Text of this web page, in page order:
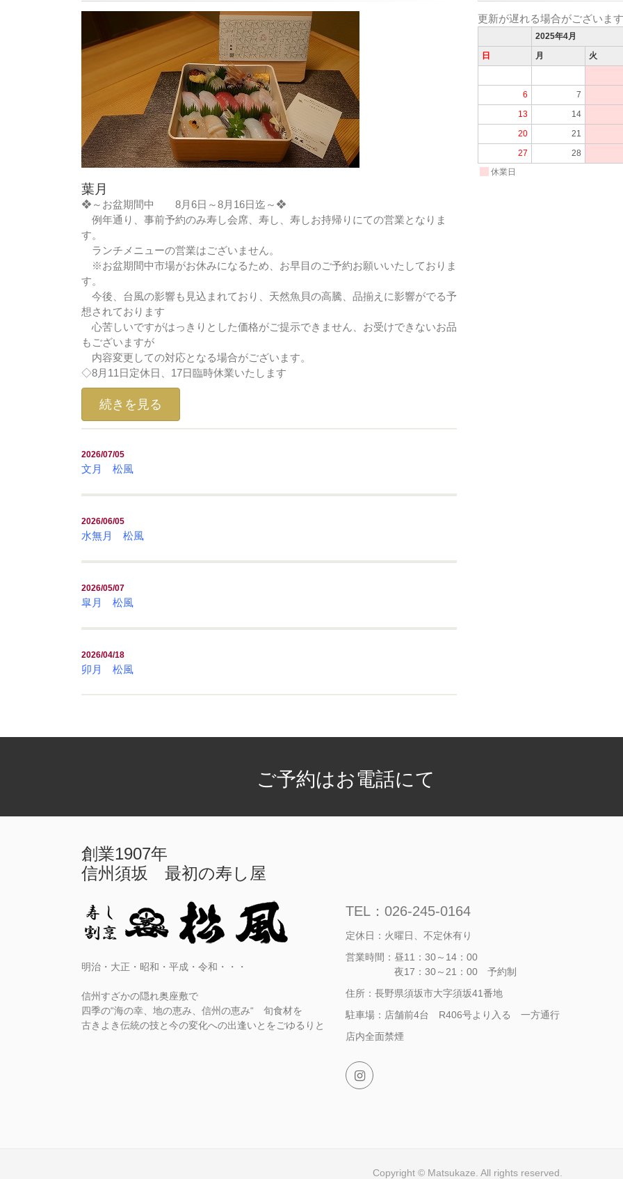
葉月
❖～お盆期間中 8月6日～8月16日迄～❖
例年通り、事前予約のみ寿し会席、寿し、寿しお持帰りにての営業となりま
す。
ランチメニューの営業はございません。
※お盆期間中市場がお休みになるため、お早目のご予約お願いいたしておりま
す。
今後、台風の影響も見込まれており、天然魚貝の高騰、品揃えに影響がでる予
想されております
心苦しいですがはっきりとした価格がご提示できません、お受けできないお品
もございますが
内容変更しての対応となる場合がございます。
◇8月11日定休日、17日臨時休業いたします
続きを見る
2026/07/05
文月 松風
2026/06/05
水無月 松風
2026/05/07
皐月 松風
2026/04/18
卯月 松風
更新が遅れる場合がございま
2025年4月
日
月 火
6
7
13
14
20
21
27
28
休業日
ご予約はお電話にて
創業1907年
信州須坂 最初の寿し屋
明治・大正・昭和・平成・令和・・・
信州すざかの隠れ奥座敷で
四季の“海の幸、地の恵み、信州の恵み“ 旬食材を
古きよき伝統の技と今の変化への出逢いとをごゆるりと
TEL：026-245-0164
定休日：火曜日、不定休有り
営業時間：昼11：30～14：00
夜17：30～21：00 予約制
住所：長野県須坂市大字須坂41番地
駐車場：店舗前4台 R406号より入る 一方通行
店内全面禁煙
Copyright © Matsukaze. All rights reserved.